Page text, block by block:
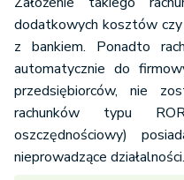
dodatkowych kosztów
z bankiem. Ponadto
automatycznie do
przedsiębiorców, nie
rachunków typu
oszczędnościowy)
nieprowadzące działalności.